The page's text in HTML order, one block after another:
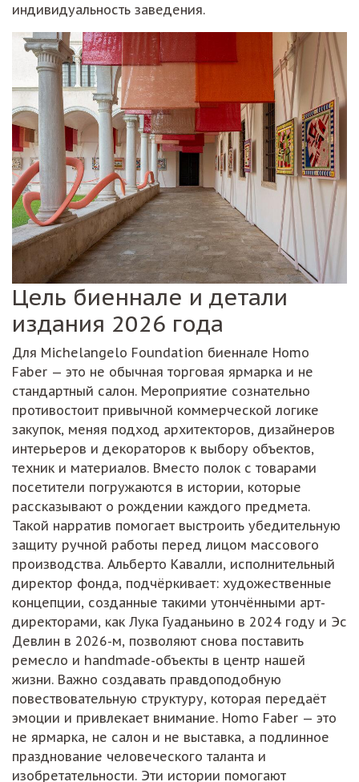
индивидуальность заведения.
Цель биеннале и детали
издания 2026 года
Для Michelangelo Foundation биеннале Homo
Faber — это не обычная торговая ярмарка и не
стандартный салон. Мероприятие сознательно
противостоит привычной коммерческой логике
закупок, меняя подход архитекторов, дизайнеров
интерьеров и декораторов к выбору объектов,
техник и материалов. Вместо полок с товарами
посетители погружаются в истории, которые
рассказывают о рождении каждого предмета.
Такой нарратив помогает выстроить убедительную
защиту ручной работы перед лицом массового
производства. Альберто Кавалли, исполнительный
директор фонда, подчёркивает: художественные
концепции, созданные такими утончёнными арт-
директорами, как Лука Гуаданьино в 2024 году и Эс
Девлин в 2026-м, позволяют снова поставить
ремесло и handmade-объекты в центр нашей
жизни. Важно создавать правдоподобную
повествовательную структуру, которая передаёт
эмоции и привлекает внимание. Homo Faber — это
не ярмарка, не салон и не выставка, а подлинное
празднование человеческого таланта и
изобретательности. Эти истории помогают